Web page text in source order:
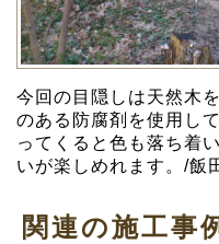
今回の目隠しは天然木
のある防腐剤を使用し
ってくると色も落ち着
いが楽しめれます。/飯
関連の施工事